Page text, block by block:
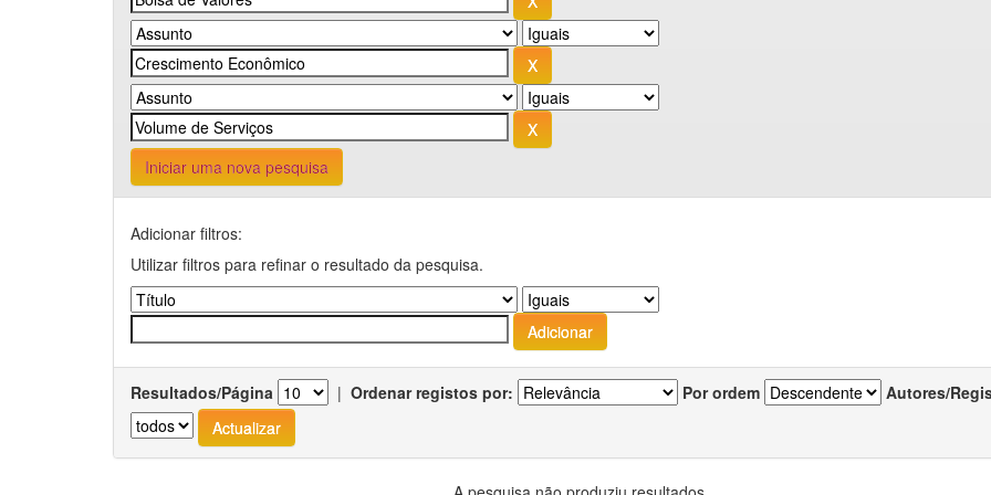
Iniciar uma nova pesquisa
Adicionar filtros:
Utilizar filtros para refinar o resultado da pesquisa.
Resultados/Página | Ordenar registos por: Por ordem Autores/